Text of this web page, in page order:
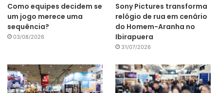
Como equipes decidem se
um jogo merece uma
sequência?
03/08/2026
Sony Pictures transforma
relógio de rua em cenário
do Homem-Aranha no
Ibirapuera
31/07/2026